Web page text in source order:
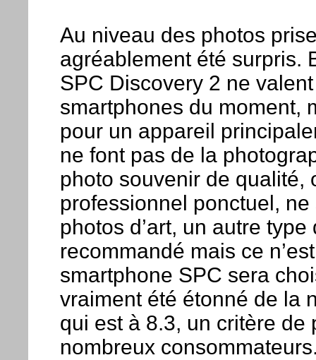
Au niveau des photos
agréablement été surpris.
SPC Discovery 2 ne
smartphones du moment,
pour un appareil
ne font pas de la
photo souvenir de qualité,
professionnel ponctuel,
photos d’art, un autre
recommandé mais ce
smartphone SPC sera
vraiment été étonné de la
qui est à 8.3, un critère
nombreux